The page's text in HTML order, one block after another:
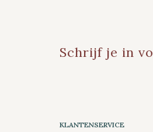
Schrijf je in
KLANTENSERVICE